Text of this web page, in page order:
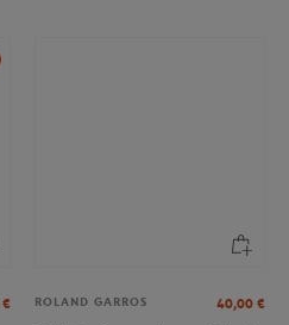
€
ROLAND GARROS 40,00 €